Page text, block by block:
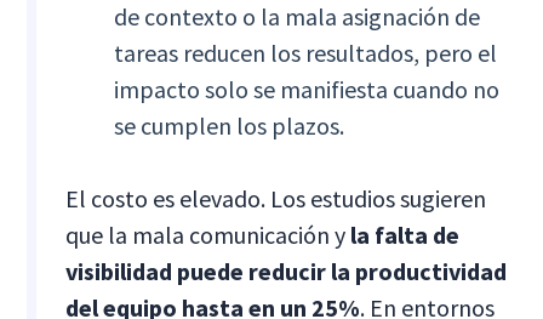
de contexto o la mala asignación de
tareas reducen los resultados, pero el
impacto solo se manifiesta cuando no
se cumplen los plazos.
El costo es elevado. Los estudios sugieren
que la mala comunicación y la falta de
visibilidad puede reducir la productividad
del equipo hasta en un 25%. En entornos